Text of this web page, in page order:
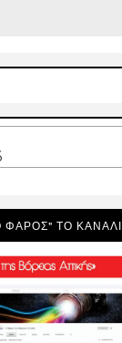
ΦΑΡΟΣ" ΤΟ ΚΑΝΑΛΙ